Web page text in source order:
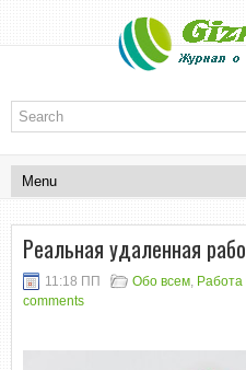
Реальная удаленная
11:18 ПП Обо всем, Работа
comments